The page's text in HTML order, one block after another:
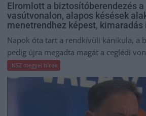
Elromlott a biztosítóberendezés a
vasútvonalon, alapos késések
menetrendhez képest,
Napok óta tart a rendkívüli kánikula, a
pedig újra megadta magát a ceglédi
JNSZ megyei hírek